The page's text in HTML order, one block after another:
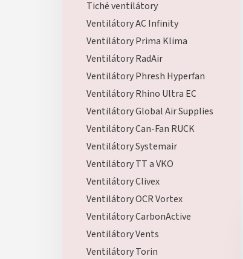
Tiché ventilátory
Ventilátory AC Infinity
Ventilátory Prima Klima
Ventilátory RadAir
Ventilátory Phresh Hyperfan
Ventilátory Rhino Ultra EC
Ventilátory Global Air Supplies
Ventilátory Can-Fan RUCK
Ventilátory Systemair
Ventilátory TT a VKO
Ventilátory Clivex
Ventilátory OCR Vortex
Ventilátory CarbonActive
Ventilátory Vents
Ventilátory Torin